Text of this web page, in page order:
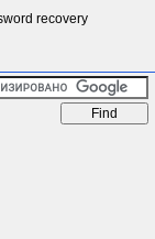
recovery